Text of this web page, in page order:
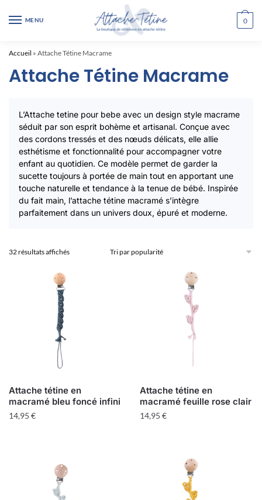
MENU 0
Accueil » Attache Tétine Macrame
Attache Tétine Macrame
L’Attache tetine pour bebe avec un design style macrame
séduit par son esprit bohème et artisanal. Conçue avec
des cordons tressés et des nœuds délicats, elle allie
esthétisme et fonctionnalité pour accompagner votre
enfant au quotidien. Ce modèle permet de garder la
sucette toujours à portée de main tout en apportant une
touche naturelle et tendance à la tenue de bébé. Inspirée
du fait main, l’attache tétine macramé s’intègre
parfaitement dans un univers doux, épuré et moderne.
32 résultats affichésTrié
Attache tétine en
macramé bleu foncé infini
14,95 €
Attache tétine en
macramé feuille rose clair
14,95 €